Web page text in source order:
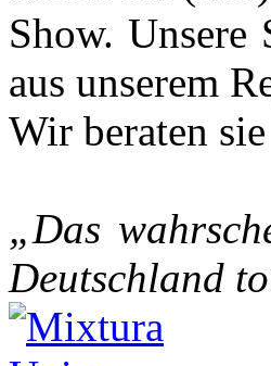
Show. Unsere
aus unserem
Wir beraten
„Das
Deutschland